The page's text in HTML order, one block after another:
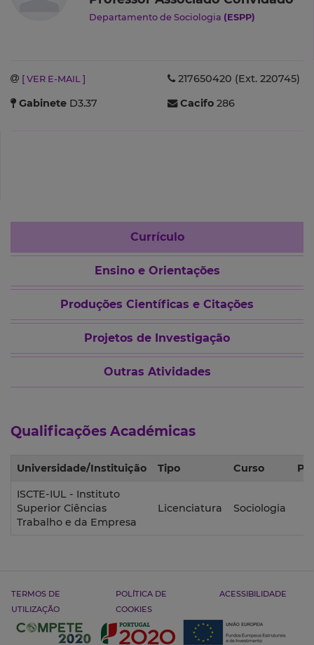
Departamento de Sociologia (ESPP)
[ VER E-MAIL ]
217650420 (Ext. 220745)
Gabinete D3.37 Cacifo 286
Currículo
Ensino e Orientações
Produções Científicas e Citações
Projetos de Investigação
Outras Atividades
Qualificações Académicas
Universidade/Instituição Tipo Curso
ISCTE-IUL - Instituto
Superior Ciências
Trabalho e da Empresa
Licenciatura Sociologia
TERMOS DE
UTILIZAÇÃO
POLÍTICA DE
COOKIES
ACESSIBILIDADE